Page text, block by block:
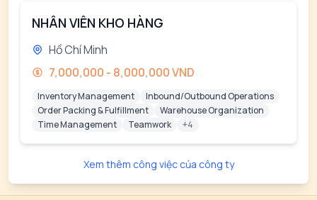
NHÂN VIÊN KHO HÀNG
Hồ Chí Minh
7,000,000 - 8,000,000 VND
Inventory Management
Inbound/Outbound Operations
Order Packing & Fulfillment
Warehouse Organization
Time Management
Teamwork +4
Xem thêm công việc của công ty